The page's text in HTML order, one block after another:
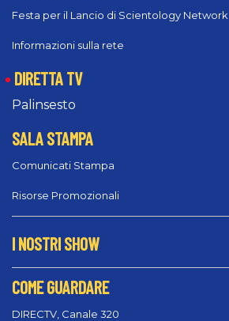
Festa per il Lancio di Scientology Network
Informazioni sulla rete
DIRETTA TV
Palinsesto
SALA STAMPA
Comunicati Stampa
Risorse Promozionali
I NOSTRI SHOW
COME GUARDARE
DIRECTV, Canale 320